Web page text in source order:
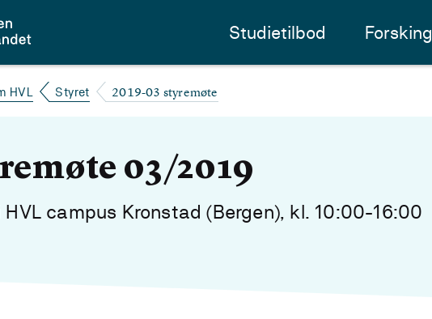
Studietilbod Forsking
HVL Styret 2019-03 styremøte
03/2019
HVL campus Kronstad (Bergen), kl. 10:00-16:00